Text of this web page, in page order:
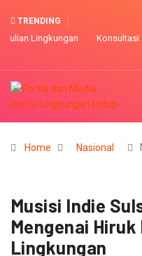
TRENDING
Konsultasi AMDAL Tambang
Mengenai
Lingkungan